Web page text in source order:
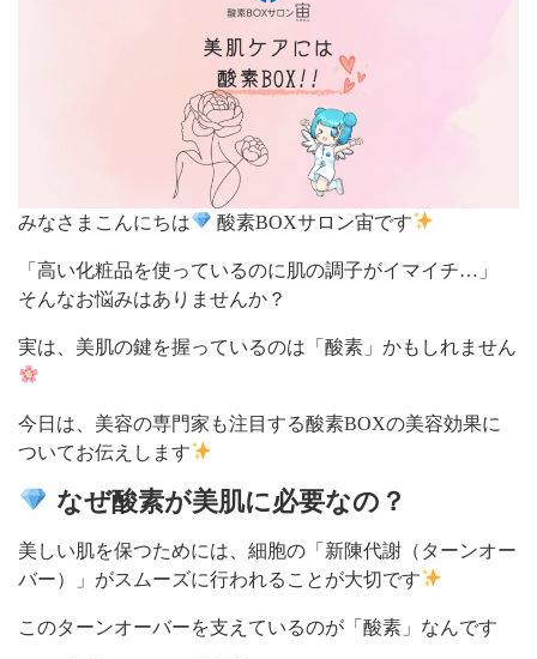
みなさまこんにちは 酸素BOXサロン宙です
「高い化粧品を使っているのに肌の調子がイマイチ…」
そんなお悩みはありませんか？
実は、美肌の鍵を握っているのは「酸素」かもしれません
今日は、美容の専門家も注目する酸素BOXの美容効果に
ついてお伝えします
なぜ酸素が美肌に必要なの？
美しい肌を保つためには、細胞の「新陳代謝（ターンオー
バー）」がスムーズに行われることが大切です
このターンオーバーを支えているのが「酸素」なんです